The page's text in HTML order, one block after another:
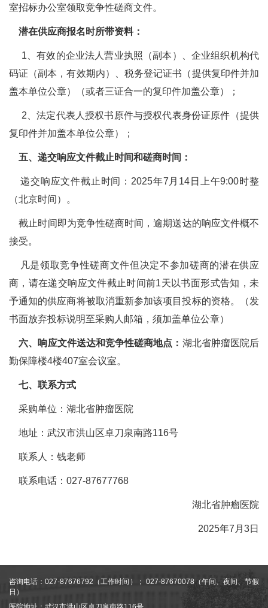
室招标办公室领取竞争性磋商文件。
潜在供应商报名时所带资料：
1、有效的企业法人营业执照（副本）、企业组织机构代
码证（副本，有效期内）、税务登记证书（提供复印件并加
盖本单位公章）（或者三证合一的复印件加盖公章）；
2、法定代表人授权书原件与授权代表身份证原件（提供
复印件并加盖本单位公章）；
五、递交响应文件截止时间和磋商时间：
递交响应文件截止时间：2025年7月14日上午9:00时整
（北京时间）。
截止时间即为竞争性磋商时间，逾期送达的响应文件概不
接受。
凡是领取竞争性磋商文件但决定不参加磋商的潜在供应
商，请在递交响应文件截止时间前1天以书面形式告知，未
予通知的供应商将被取消重新参加该项目投标的资格。（发
书面放弃投标说明至采购人邮箱，须加盖单位公章）
六、响应文件送达和竞争性磋商地点： 湖北省肿瘤医院后
勤保障楼4楼407室会议室。
七、联系方式
采购单位：湖北省肿瘤医院
地址：武汉市洪山区卓刀泉南路116号
联系人：钱老师
联系电话：027-87677768
湖北省肿瘤医院
2025年7月3日
咨询电话：027-87676792（工作时间）； 027-87670078（午间、夜间、节假
日）